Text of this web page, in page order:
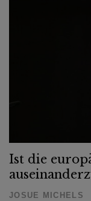
Ist die
JOSUE MICHELS